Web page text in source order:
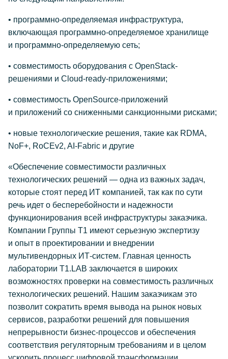
• программно-определяемая инфраструктура,
включающая программно-определяемое хранилище
и программно-определяемую сеть;
• совместимость оборудования с OpenStack-
решениями и Cloud-ready-приложениями;
• совместимость OpenSource-приложений
и приложений со сниженными санкционными рисками;
• новые технологические решения, такие как RDMA,
NoF+, RoCEv2, AI-Fabric и другие
«Обеспечение совместимости различных
технологических решений — одна из важных задач,
которые стоят перед ИТ компанией, так как по сути
речь идет о бесперебойности и надежности
функционирования всей инфраструктуры заказчика.
Компании Группы Т1 имеют серьезную экспертизу
и опыт в проектировании и внедрении
мультивендорных ИТ-систем. Главная ценность
лаборатории T1.LAB заключается в широких
возможностях проверки на совместимость различных
технологических решений. Нашим заказчикам это
позволит сократить время вывода на рынок новых
сервисов, разработки решений для повышения
непрерывности бизнес-процессов и обеспечения
соответствия регуляторным требованиям и в целом